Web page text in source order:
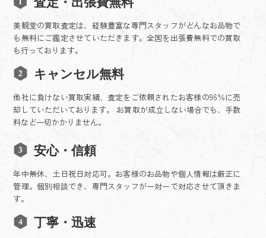
美観堂の買取査定は、経験豊富な専門スタッフがどんなお品物で
も無料にご鑑定させていただきます。全国を出張費無料での買取
も行っております。
キャンセル無料
他社に負けない買取実績、査定をご依頼されたお客様の96％に売
却していただいております。 お買取が成立しない場合でも、手数
料など一切かかりません。
安心・信頼
年中無休、土日祝日対応可。お客様のお品物や個人情報は厳正に
管理。個別相談でき、専門スタッフが一対一で対応させて頂きま
す。
丁寧・迅速